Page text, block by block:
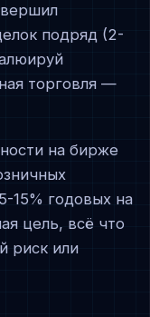
подряд (2-
торговля —
на бирже
15% годовых на
цель, всё что
риск или